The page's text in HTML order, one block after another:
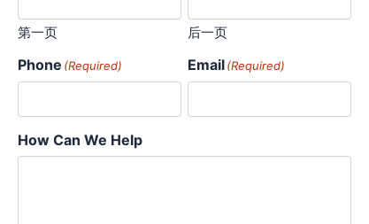
第一页 后一页
Phone (Required) Email(Required)
How Can We Help